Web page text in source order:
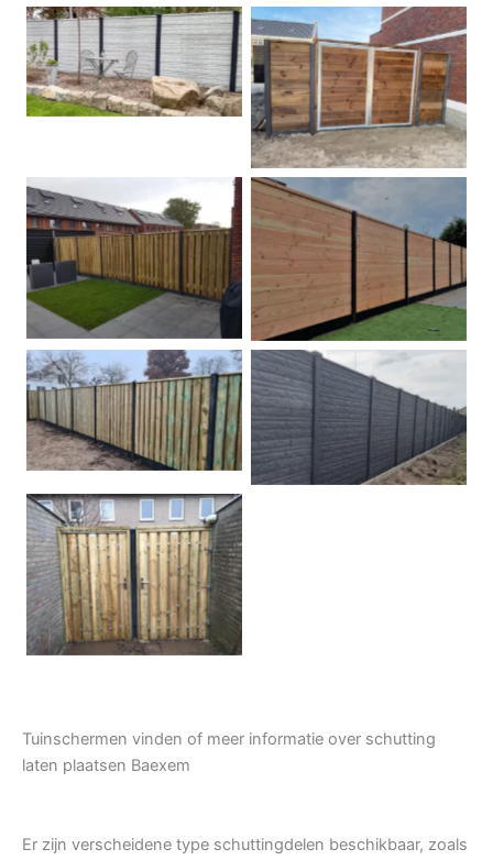
Betonschutting
Dubbele poort
Betonpalen schutting Douglas
Hout beton schuttingen Rots motief antraciet
Tuindeur grenen
Tuinschermen vinden of meer informatie over schutting
laten plaatsen Baexem
Er zijn verscheidene type schuttingdelen beschikbaar, zoals